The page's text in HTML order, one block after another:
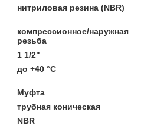
нитриловая резина (NBR)
компрессионное/наружная
резьба
1 1/2"
до +40 °C
Муфта
трубная коническая
NBR